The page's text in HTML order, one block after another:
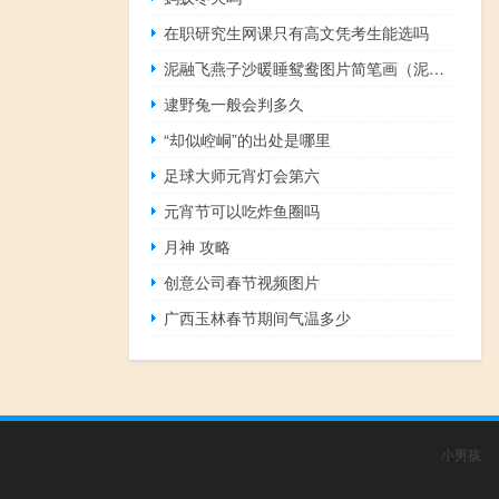
在职研究生网课只有高文凭考生能选吗
泥融飞燕子沙暖睡鸳鸯图片简笔画（泥融飞燕子沙暖睡鸳鸯图片）
逮野兔一般会判多久
“却似崆峒”的出处是哪里
足球大师元宵灯会第六
元宵节可以吃炸鱼圈吗
月神 攻略
创意公司春节视频图片
广西玉林春节期间气温多少
小男孩